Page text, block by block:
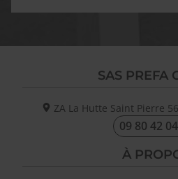
SAS PREFA
ZA La Hutte Saint Pierre
09 80 42
À